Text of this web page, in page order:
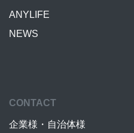
ANYLIFE
NEWS
CONTACT
企業様・自治体様